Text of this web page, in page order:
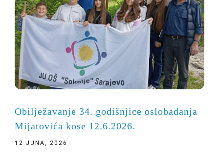
Obilježavanje 34. godišnjice oslobađanja
Mijatovića kose 12.6.2026.
12 JUNA, 2026